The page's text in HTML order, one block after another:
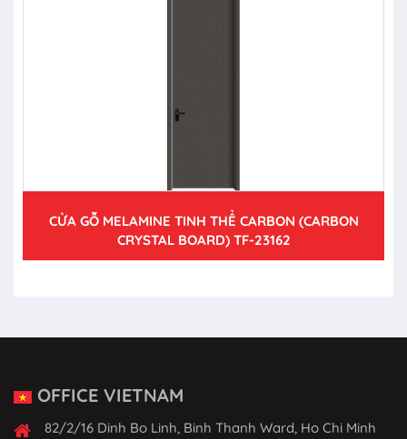
CỬA GỖ MELAMINE TINH THỂ CARBON (CARBON
CRYSTAL BOARD) TF-23162
OFFICE VIETNAM
82/2/16 Dinh Bo Linh, Binh Thanh Ward, Ho Chi Minh